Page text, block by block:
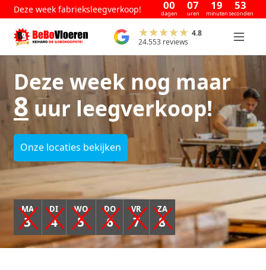
Deze week fabrieksleegverkoop! 00
dagen
07
uren
19
minuten
52
seconden
4.8
24.553 reviews
Deze week nog maar
8uur leegverkoop!
Onze locaties bekijken
MA
3
DI
4
WO
5
DO
6
VR
7
ZA
8